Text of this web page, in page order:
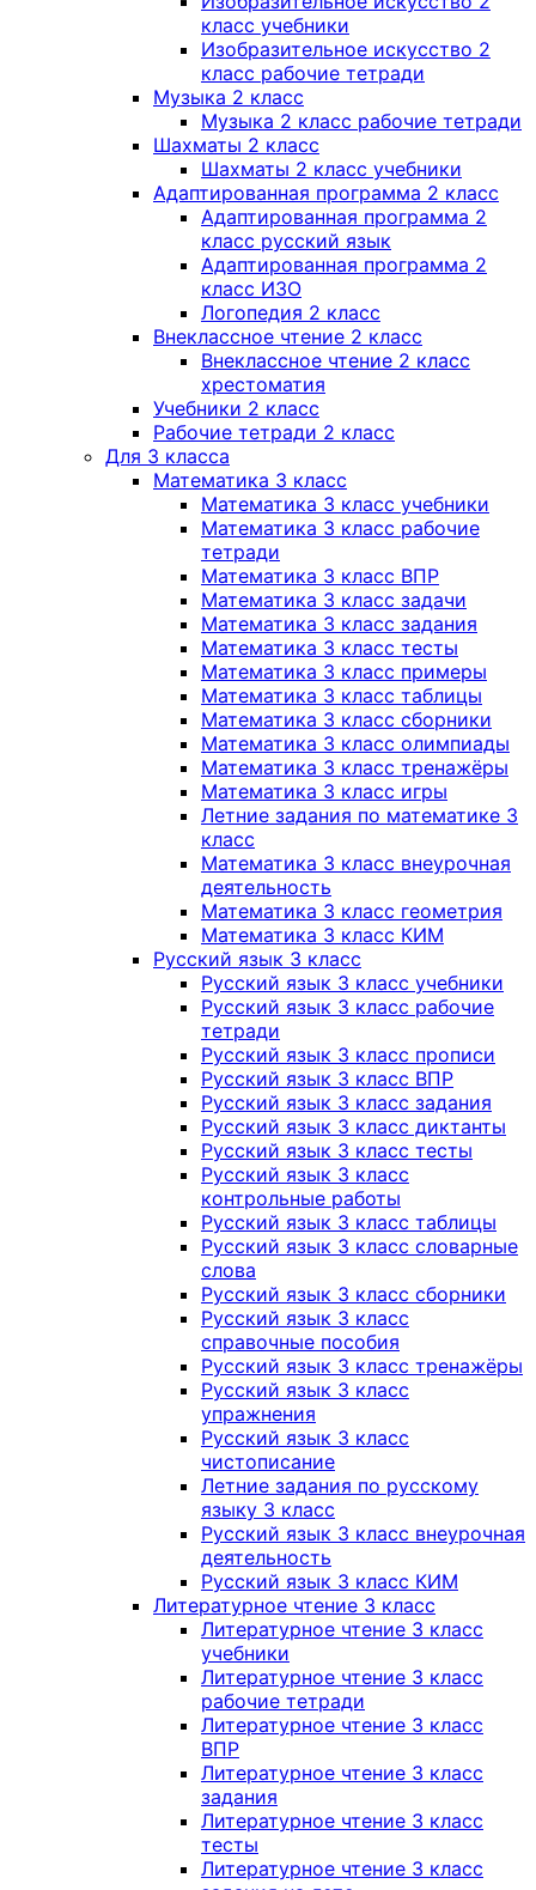
класс учебники
Изобразительное искусство 2
класс рабочие тетради
Музыка 2 класс
Музыка 2 класс рабочие тетради
Шахматы 2 класс
Шахматы 2 класс учебники
Адаптированная программа 2 класс
Адаптированная программа 2
класс русский язык
Адаптированная программа 2
класс ИЗО
Логопедия 2 класс
Внеклассное чтение 2 класс
Внеклассное чтение 2 класс
хрестоматия
Учебники 2 класс
Рабочие тетради 2 класс
Для 3 класса
Математика 3 класс
Математика 3 класс учебники
Математика 3 класс рабочие
тетради
Математика 3 класс ВПР
Математика 3 класс задачи
Математика 3 класс задания
Математика 3 класс тесты
Математика 3 класс примеры
Математика 3 класс таблицы
Математика 3 класс сборники
Математика 3 класс олимпиады
Математика 3 класс тренажёры
Математика 3 класс игры
Летние задания по математике 3
класс
Математика 3 класс внеурочная
деятельность
Математика 3 класс геометрия
Математика 3 класс КИМ
Русский язык 3 класс
Русский язык 3 класс учебники
Русский язык 3 класс рабочие
тетради
Русский язык 3 класс прописи
Русский язык 3 класс ВПР
Русский язык 3 класс задания
Русский язык 3 класс диктанты
Русский язык 3 класс тесты
Русский язык 3 класс
контрольные работы
Русский язык 3 класс таблицы
Русский язык 3 класс словарные
слова
Русский язык 3 класс сборники
Русский язык 3 класс
справочные пособия
Русский язык 3 класс тренажёры
Русский язык 3 класс
упражнения
Русский язык 3 класс
чистописание
Летние задания по русскому
языку 3 класс
Русский язык 3 класс внеурочная
деятельность
Русский язык 3 класс КИМ
Литературное чтение 3 класс
Литературное чтение 3 класс
учебники
Литературное чтение 3 класс
рабочие тетради
Литературное чтение 3 класс
ВПР
Литературное чтение 3 класс
задания
Литературное чтение 3 класс
тесты
Литературное чтение 3 класс